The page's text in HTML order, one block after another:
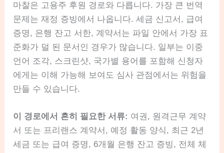
마찰은 고용주 후원 경로와 다릅니다. 가장 큰 번역
문제는 재정 증빙에서 나옵니다. 세금 신고서, 급여
증명, 은행 잔고 서한, 계약서는 파일 안에서 가장 표
준화가 덜 된 문서인 경우가 많습니다. 일부는 이중
언어 조각, 스크린샷, 국가별 용어를 포함해 신청자
에게는 이해 가능해 보여도 심사 관점에서는 위험을
만들 수 있습니다.
이 경로에서 흔히 필요한 서류: 여권, 원격근무 계약
서 또는 프리랜스 계약서, 예정 활동 양식, 최근 2년
세금 또는 급여 증명, 6개월 은행 잔고 증빙, 전체 체